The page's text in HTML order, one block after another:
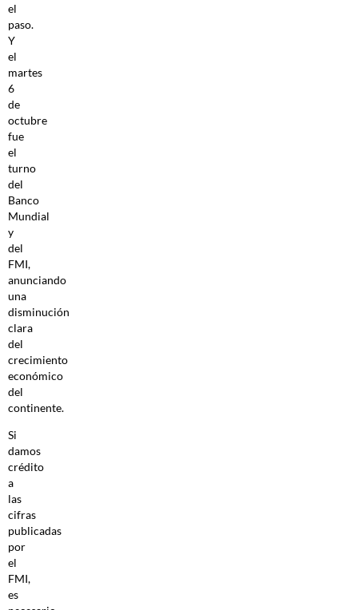
el
paso.
Y
el
martes
6
de
octubre
fue
el
turno
del
Banco
Mundial
y
del
FMI,
anunciando
una
disminución
clara
del
crecimiento
económico
del
continente.
Si
damos
crédito
a
las
cifras
publicadas
por
el
FMI,
es